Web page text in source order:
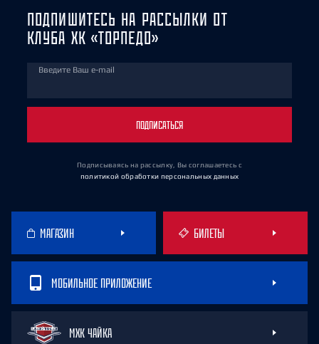
ПОДПИШИТЕСЬ НА РАССЫЛКИ ОТ
КЛУБА ХК «ТОРПЕДО»
Введите Ваш e-mail
ПОДПИСАТЬСЯ
Подписываясь на рассылку, Вы соглашаетесь с
политикой обработки персональных данных
МАГАЗИН БИЛЕТЫ
МОБИЛЬНОЕ ПРИЛОЖЕНИЕ
МХК ЧАЙКА